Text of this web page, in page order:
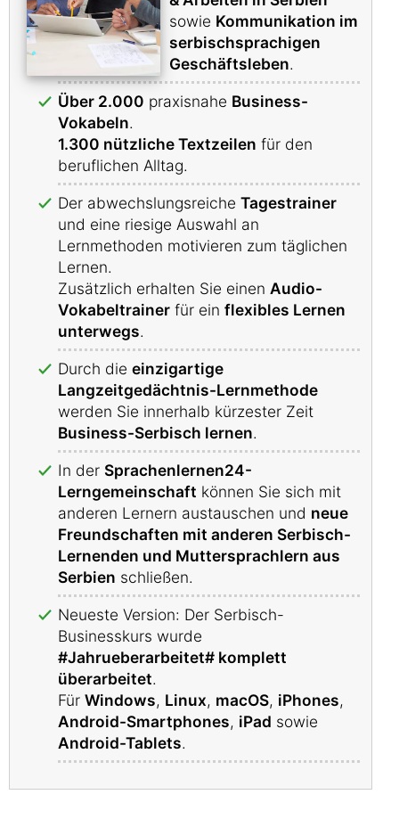
sowie Kommunikation im
serbischsprachigen
Geschäftsleben.
Über 2.000 praxisnahe Business-
Vokabeln.
1.300 nützliche Textzeilen für den
beruflichen Alltag.
Der abwechslungsreiche Tagestrainer
und eine riesige Auswahl an
Lernmethoden motivieren zum täglichen
Lernen.
Zusätzlich erhalten Sie einen Audio-
Vokabeltrainer für ein flexibles Lernen
unterwegs.
Durch die einzigartige
Langzeitgedächtnis-Lernmethode
werden Sie innerhalb kürzester Zeit
Business-Serbisch lernen.
In der Sprachenlernen24-
Lerngemeinschaft können Sie sich mit
anderen Lernern austauschen und neue
Freundschaften mit anderen Serbisch-
Lernenden und Muttersprachlern aus
Serbien schließen.
Neueste Version: Der Serbisch-
Businesskurs wurde
#Jahrueberarbeitet# komplett
überarbeitet.
Für Windows, Linux, macOS, iPhones,
Android-Smartphones, iPad sowie
Android-Tablets.